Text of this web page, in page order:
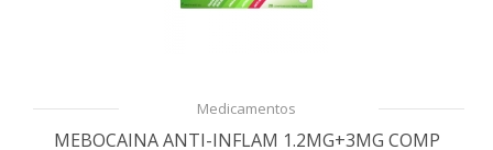
Medicamentos
MEBOCAINA ANTI-INFLAM 1.2MG+3MG COMP